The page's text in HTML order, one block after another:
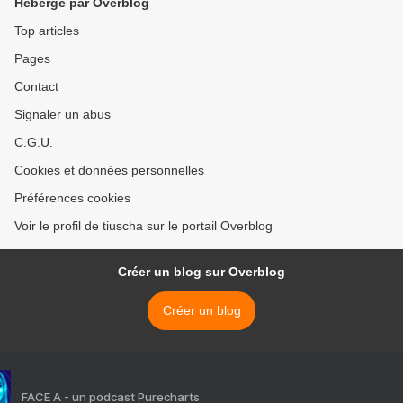
Top articles
Pages
Contact
Signaler un abus
C.G.U.
Cookies et données personnelles
Préférences cookies
Voir le profil de tiuscha sur le portail Overblog
Créer un blog sur Overblog
Créer un blog
FACE A - un podcast Purecharts